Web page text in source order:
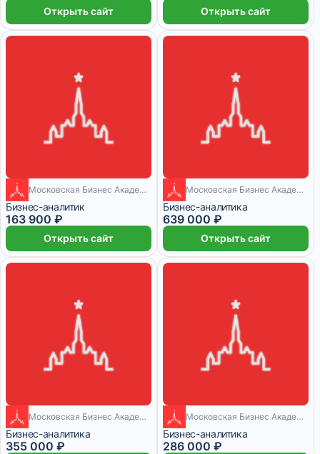
Открыть сайт Открыть сайт
5 месяцев Московская Бизнес Академия
Бизнес-аналитик
163 900 ₽
Открыть сайт
20 месяцев Московская Бизнес Академия
Бизнес-аналитика
639 000 ₽
Открыть сайт
18 месяцев Московская Бизнес Академия
Бизнес-аналитика
355 000 ₽
9 месяцев Московская Бизнес Академия
Бизнес-аналитика
286 000 ₽